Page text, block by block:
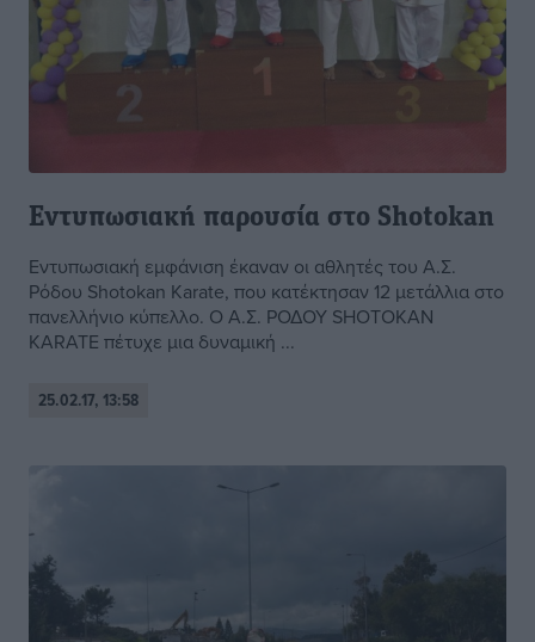
Εντυπωσιακή παρουσία στο Shotokan
Εντυπωσιακή εμφάνιση έκαναν οι αθλητές του Α.Σ.
Ρόδου Shotokan Karate, που κατέκτησαν 12 μετάλλια στο
πανελλήνιο κύπελλο. Ο Α.Σ. ΡΟΔΟΥ SHOTOKAN
KARATE πέτυχε μια δυναμική ...
25.02.17, 13:58